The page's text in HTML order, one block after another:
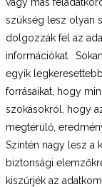
szükség lesz olyan
dolgozzák fel az
információkat.
egyik
forrásaikat, hogy
szokásokról, hogy
megtérülő,
Szintén nagy lesz a
biztonsági
kiszűrjék az